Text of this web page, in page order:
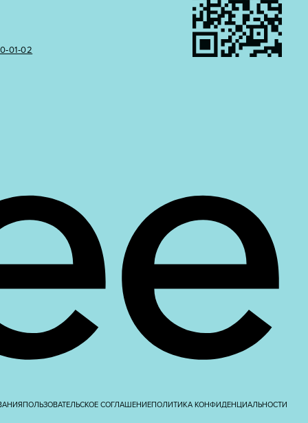
ПОЛЬЗОВАТЕЛЬСКОЕ СОГЛАШЕНИЕПОЛИТИКА КОНФИДЕНЦИАЛЬНОСТИ